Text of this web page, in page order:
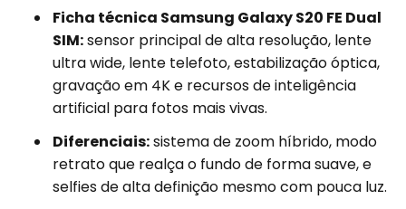
Ficha técnica Samsung Galaxy S20 FE Dual
SIM:sensor principal de alta resolução, lente
ultra wide, lente telefoto, estabilização óptica,
gravação em 4K e recursos de inteligência
artificial para fotos mais vivas.
Diferenciais:sistema de zoom híbrido, modo
retrato que realça o fundo de forma suave, e
selfies de alta definição mesmo com pouca luz.